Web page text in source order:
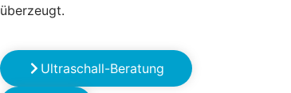
überzeugt.
Ultraschall-Beratung